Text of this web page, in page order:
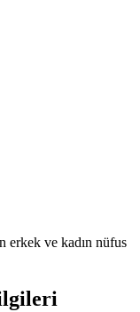
erkek ve kadın nüfus